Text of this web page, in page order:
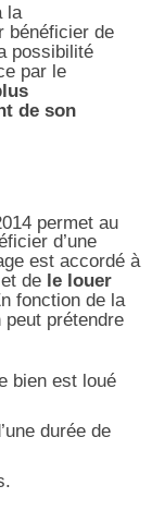
la
bénéficier de
possibilité
par le
de son
permet au
d’une
est accordé à
de le louer
fonction de la
prétendre
bien est loué
durée de